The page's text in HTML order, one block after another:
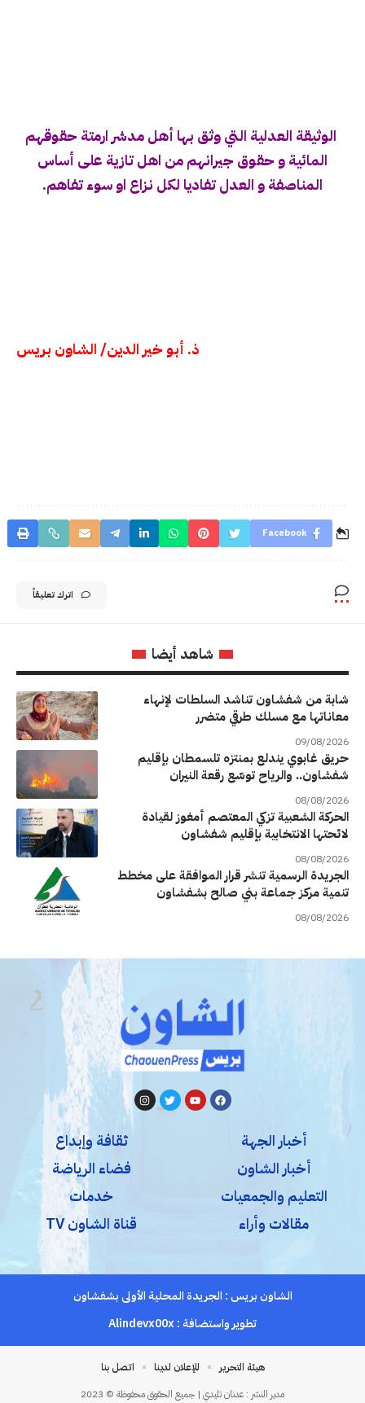
الوثيقة العدلية التي وثق بها أهل مدشر ارمتة حقوقهم
المائية و حقوق جيرانهم من اهل تازية على أساس
المناصفة و العدل تفاديا لكل نزاع او سوء تفاهم.
ذ. أبو خير الدين/ الشاون بريس
Facebook
اترك تعليقاً
شاهد أيضا
شابة من شفشاون تناشد السلطات لإنهاء
معاناتها مع مسلك طرقي متضرر
09/08/2026
حريق غابوي يندلع بمنتزه تلسمطان بإقليم
شفشاون.. والرياح توسّع رقعة النيران
08/08/2026
الحركة الشعبية تزكي المعتصم أمغوز لقيادة
لائحتها الانتخابية بإقليم شفشاون
08/08/2026
الجريدة الرسمية تنشر قرار الموافقة على مخطط
تنمية مركز جماعة بني صالح بشفشاون
08/08/2026
أخبار الجهة
أخبار الشاون
التعليم والجمعيات
مقالات وأراء
ثقافة وإبداع
فضاء الرياضة
خدمات
قناة الشاون TV
الشاون بريس : الجريدة المحلية الأولى بشفشاون
تطوير واستضافة : Alindevx00x
مدير النشر : عدنان تليدي | جميع الحقوق محفوظة © 2023
هيئة التحرير للإعلان لدينا اتصل بنا